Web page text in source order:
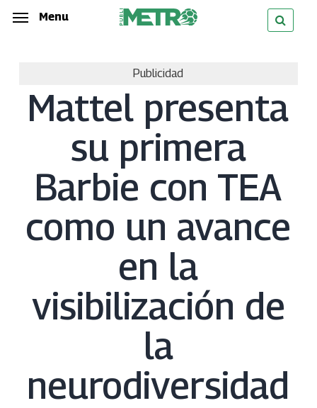
Skip
Menu
Publicidad
Mattel presenta
su primera
Barbie con TEA
como un avance
en la
visibilización de
la
neurodiversidad
Menu